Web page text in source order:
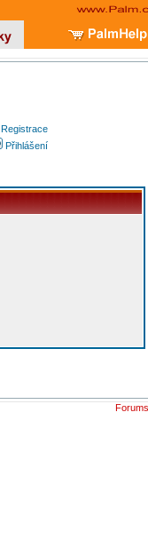
Registrace
Přihlášení